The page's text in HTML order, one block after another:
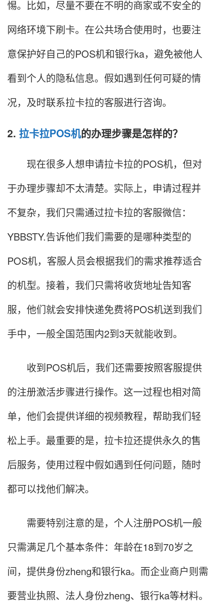
惕。比如，尽量不要在不明的商家或不安全的
网络环境下刷卡。在公共场合使用时，也要注
意保护好自己的POS机和银行ka，避免被他人
看到个人的隐私信息。假如遇到任何可疑的情
况，及时联系拉卡拉的客服进行咨询。
2. 拉卡拉POS机的办理步骤是怎样的？
现在很多人想申请拉卡拉的POS机，但对
于办理步骤却不太清楚。实际上，申请过程并
不复杂，我们只需通过拉卡拉的客服微信：
YBBSTY.告诉他们我们需要的是哪种类型的
POS机，客服人员会根据我们的需求推荐适合
的机型。接着，我们只需将收货地址告知客
服，他们就会安排快递免费将POS机送到我们
手中，一般全国范围内2到3天就能收到。
收到POS机后，我们还需要按照客服提供
的注册激活步骤进行操作。这一过程也相对简
单，他们会提供详细的视频教程，帮助我们轻
松上手。最重要的是，拉卡拉还提供永久的售
后服务，使用过程中假如遇到任何问题，随时
都可以找他们解决。
需要特别注意的是，个人注册POS机一般
只需满足几个基本条件：年龄在18到70岁之
间，提供身份zheng和银行ka。而企业商户则需
要营业执照、法人身份zheng、银行ka等材料。